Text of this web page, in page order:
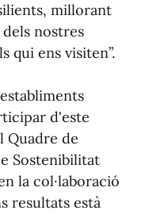
millorant
nostres
qui ens visiten”.
d'este
Quadre de
Sostenibilitat
la col·laboració
resultats està